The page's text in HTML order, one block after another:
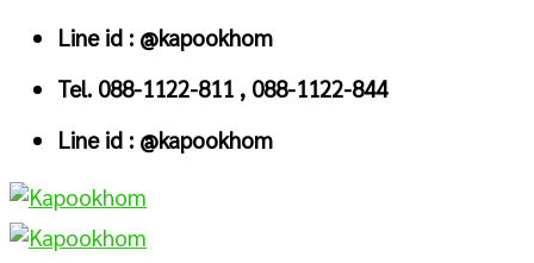
Skip
content
Line id : @kapookhom
Tel. 088-1122-811 , 088-1122-844
Line id : @kapookhom